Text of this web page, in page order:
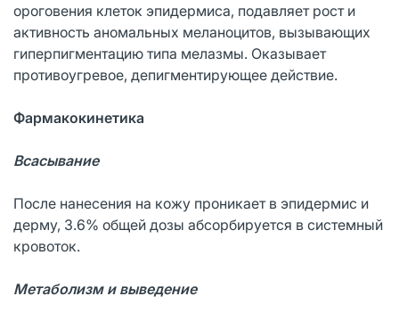
ороговения клеток эпидермиса, подавляет рост и
активность аномальных меланоцитов, вызывающих
гиперпигментацию типа мелазмы. Оказывает
противоугревое, депигментирующее действие.
Фармакокинетика
Всасывание
После нанесения на кожу проникает в эпидермис и
дерму, 3.6% общей дозы абсорбируется в системный
кровоток.
Метаболизм и выведение